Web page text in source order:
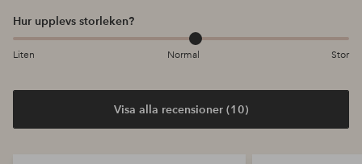
Hur upplevs storleken?
Liten Normal Stor
Visa alla recensioner (10)